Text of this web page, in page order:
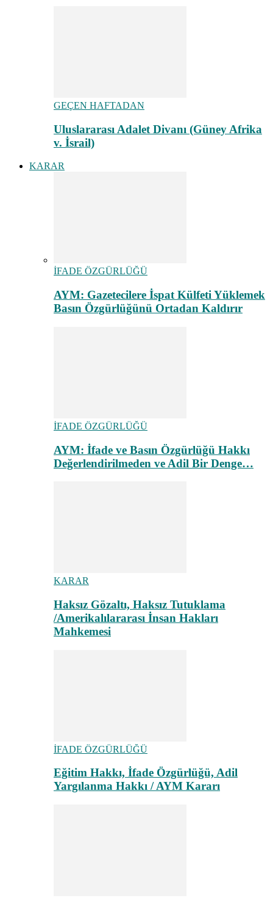
GEÇEN HAFTADAN
Uluslararası Adalet Divanı (Güney Afrika
v. İsrail)
KARAR
İFADE ÖZGÜRLÜĞÜ
AYM: Gazetecilere İspat Külfeti Yüklemek
Basın Özgürlüğünü Ortadan Kaldırır
İFADE ÖZGÜRLÜĞÜ
AYM: İfade ve Basın Özgürlüğü Hakkı
Değerlendirilmeden ve Adil Bir Denge…
KARAR
Haksız Gözaltı, Haksız Tutuklama
/Amerikalılararası İnsan Hakları
Mahkemesi
İFADE ÖZGÜRLÜĞÜ
Eğitim Hakkı, İfade Özgürlüğü, Adil
Yargılanma Hakkı / AYM Kararı